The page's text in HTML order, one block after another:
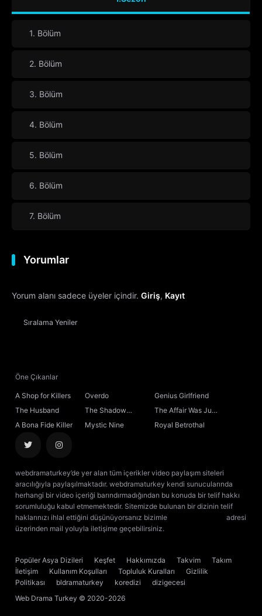
1. Bölüm
2. Bölüm
3. Bölüm
4. Bölüm
5. Bölüm
6. Bölüm
7. Bölüm
Yorumlar
Yorum alanı sadece üyeler içindir. Giriş, Kayıt
Sıralama Yeniler
Öne Çıkanlar
A Shop for Killers Overdo
Genius Girlfriend
The Husband
The Shadow
Sovereign
The Affair Was Just
the Beginning
A Bona Fide Killer Mystic Nine Royal Betrothal
webdramaturkey’de yer alan tüm içerikler video paylaşım siteleri
aracılığıyla paylaşılmaktadır. webdramaturkey kendi sunucularında
herhangi bir video içeriği barındırmadığından bu konuda bir telif hakkı
sorumluluğu kabul etmemektedir. Sitemizde bulunan bir dizinin telif
haklarınızı ihlal ettiğini düşünüyorsanız bizimle
adresi
üzerinden mail yoluyla iletişime geçebilirsiniz.
Popüler Asya Dizileri Keşfet Hakkımızda Takvim
Takım
İletişim
Kullanım Koşulları Topluluk Kuralları
Gizlilik
Politikası
bldramaturkey koredizi
dizigecesi
Web Drama Turkey © 2020-2026